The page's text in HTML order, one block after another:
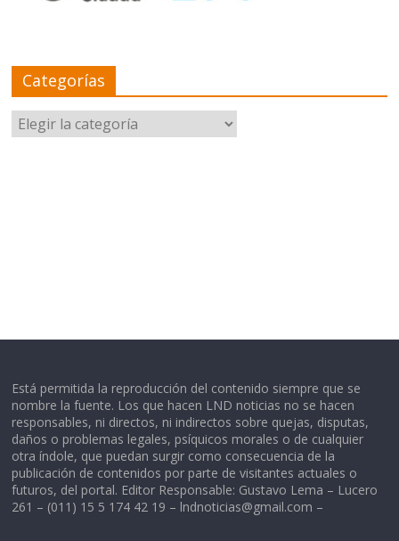
Categorías
Categorías
Está permitida la reproducción del contenido siempre que se
nombre la fuente. Los que hacen LND noticias no se hacen
responsables, ni directos, ni indirectos sobre quejas, disputas,
daños o problemas legales, psíquicos morales o de cualquier
otra índole, que puedan surgir como consecuencia de la
publicación de contenidos por parte de visitantes actuales o
futuros, del portal. Editor Responsable: Gustavo Lema – Lucero
261 – (011) 15 5 174 42 19 – lndnoticias@gmail.com –